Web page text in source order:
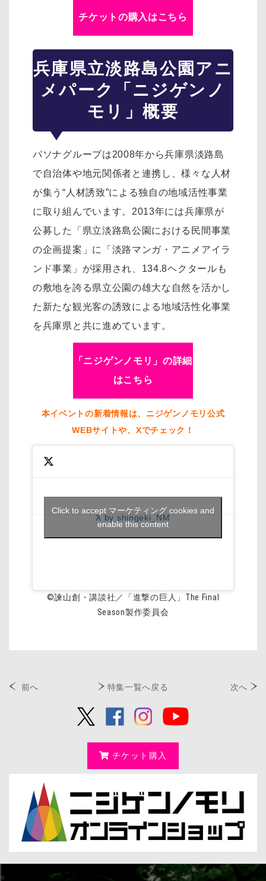
チケットの購入はこちら
兵庫県立淡路島公園アニ
メパーク「ニジゲンノ
モリ」概要
パソナグループは2008年から兵庫県淡路島
で自治体や地元関係者と連携し、様々な人材
が集う“人材誘致”による独自の地域活性事業
に取り組んでいます。2013年には兵庫県が
公募した「県立淡路島公園における民間事業
の企画提案」に「淡路マンガ・アニメアイラ
ンド事業」が採用され、134.8ヘクタールも
の敷地を誇る県立公園の雄大な自然を活かし
た新たな観光客の誘致による地域活性化事業
を兵庫県と共に進めています。
「ニジゲンノモリ」の詳細
はこちら
本イベントの新着情報は、ニジゲンノモリ公式
WEBサイトや、Xでチェック！
X by shingeki_NM
Click to accept マーケティング cookies and
enable this content
©諫山創・講談社／「進撃の巨人」The Final
Season製作委員会
前へ 特集一覧へ戻る 次へ
チケット購入